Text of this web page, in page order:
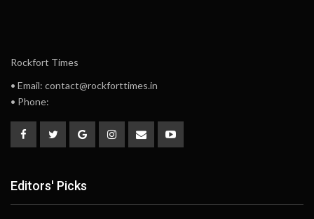
Rockfort Times
• Email: contact@rockforttimes.in
• Phone:
Editors' Picks